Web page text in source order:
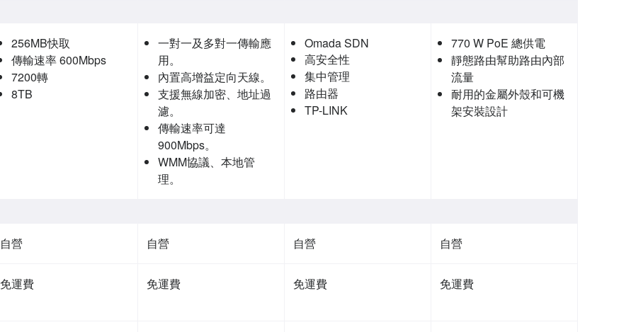
256MB快取
傳輸速率 600Mbps
7200轉
8TB
一對一及多對一傳輸應
用。
內置高增益定向天線。
支援無線加密、地址過
濾。
傳輸速率可達
900Mbps。
WMM協議、本地管
理。
Omada SDN
高安全性
集中管理
路由器
TP-LINK
770 W PoE 總供電
靜態路由幫助路由內部
流量
耐用的金屬外殼和可機
架安裝設計
自營 自營 自營 自營
免運費 免運費 免運費 免運費